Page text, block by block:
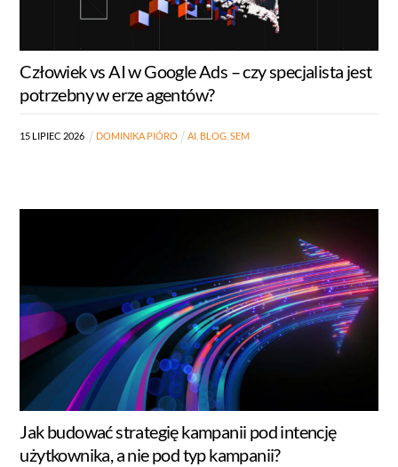
Człowiek vs AI w Google Ads – czy specjalista jest
potrzebny w erze agentów?
15 LIPIEC 2026 DOMINIKA PIÓRO AI, BLOG, SEM
Jak budować strategię kampanii pod intencję
użytkownika, a nie pod typ kampanii?